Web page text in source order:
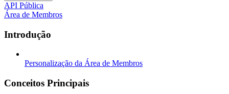
API Pública
Área de Membros
Introdução
Personalização da Área de Membros
Conceitos Principais